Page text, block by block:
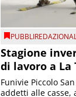
Stagione
di lavoro a La
Funivie Piccolo
addetti alle